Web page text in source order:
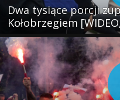
Dwa tysiące porcji
Kołobrzegiem